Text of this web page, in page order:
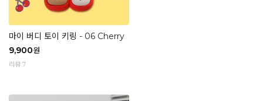
마이 버디 토이 키링 - 06 Cherry
9,900원
리뷰 7